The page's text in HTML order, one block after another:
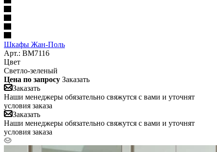
Шкафы Жан-Поль
Арт.: BM7116
Цвет
Светло-зеленый
Цена по запросу Заказать
Заказать
Наши менеджеры обязательно свяжутся с вами и уточнят
условия заказа
Заказать
Наши менеджеры обязательно свяжутся с вами и уточнят
условия заказа